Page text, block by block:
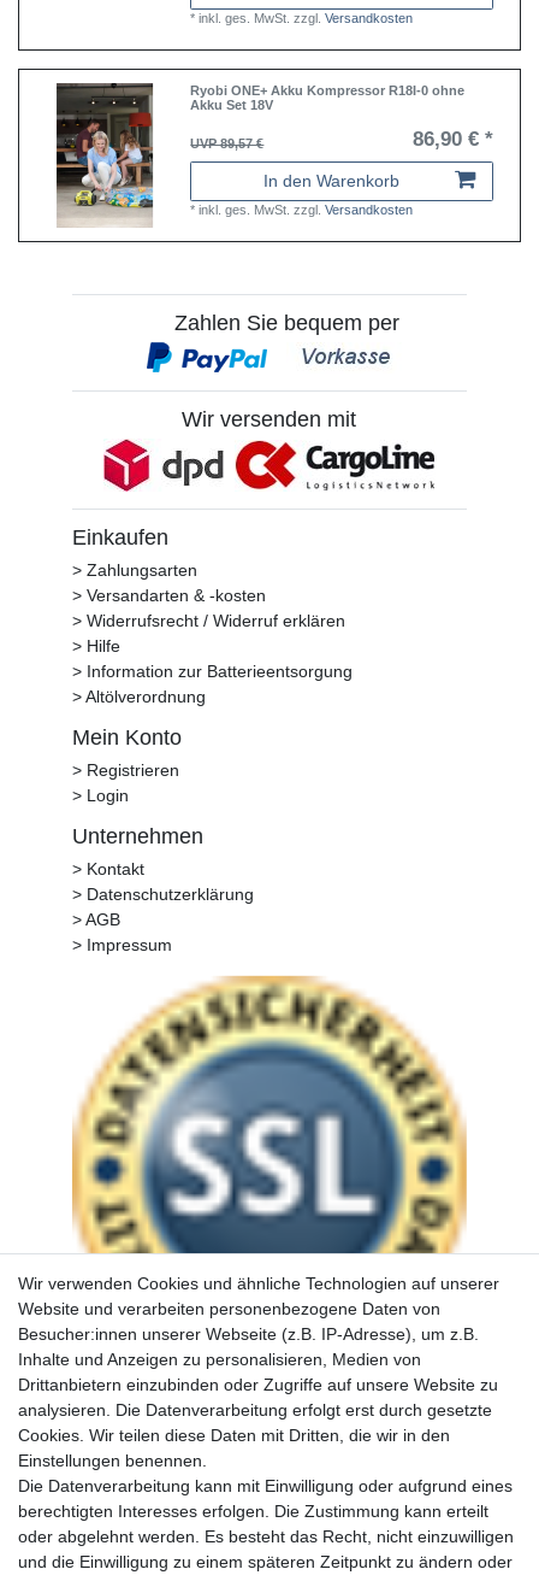
*inkl. ges. MwSt. zzgl.Versandkosten
Ryobi ONE+ Akku Kompressor R18I-0 ohne
Akku Set 18V
UVP 89,57 € 86,90 € *
In den Warenkorb
*inkl. ges. MwSt. zzgl.Versandkosten
Zahlen Sie bequem per
Wir versenden mit
Einkaufen
> Zahlungsarten
> Versandarten & -kosten
> Widerrufsrecht / Widerruf erklären
> Hilfe
> Information zur Batterieentsorgung
> Altölverordnung
Mein Konto
> Registrieren
> Login
Unternehmen
> Kontakt
> Datenschutzerklärung
> AGB
> Impressum
Wir verwenden Cookies und ähnliche Technologien auf unserer
Website und verarbeiten personenbezogene Daten von
Besucher:innen unserer Webseite (z.B. IP-Adresse), um z.B.
Inhalte und Anzeigen zu personalisieren, Medien von
Drittanbietern einzubinden oder Zugriffe auf unsere Website zu
analysieren. Die Datenverarbeitung erfolgt erst durch gesetzte
Cookies. Wir teilen diese Daten mit Dritten, die wir in den
Einstellungen benennen.
Die Datenverarbeitung kann mit Einwilligung oder aufgrund eines
berechtigten Interesses erfolgen. Die Zustimmung kann erteilt
oder abgelehnt werden. Es besteht das Recht, nicht einzuwilligen
und die Einwilligung zu einem späteren Zeitpunkt zu ändern oder